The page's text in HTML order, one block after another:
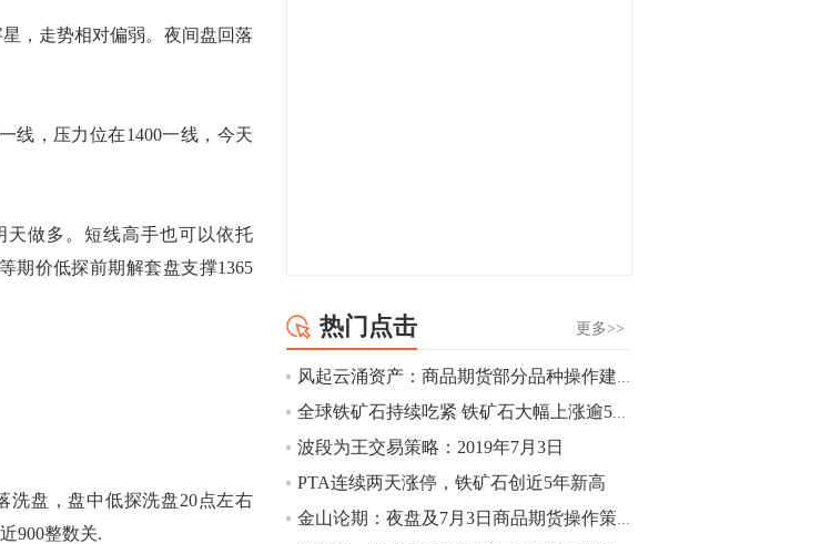
，走势相对偏弱。夜间盘回落
，压力位在1400一线，今天
做多。短线高手也可以依托
期价低探前期解套盘支撑1365
盘，盘中低探洗盘20点左右
900整数关.
幅扩大至4.4%。
10:43
【行情】芝加哥11月大豆期货跌0.4%，12
月玉米期货跌1%。
10:43
【行情】油脂油料期货表现抢眼，豆二期
更多>>
热门点击
风起云涌资产：商品期货部分品种操作建议（螺纹，甲醇，白糖，豆粕）
全球铁矿石持续吃紧 铁矿石大幅上涨逾5%触及900关口！
波段为王交易策略：2019年7月3日
PTA连续两天涨停，铁矿石创近5年新高
金山论期：夜盘及7月3日商品期货操作策略